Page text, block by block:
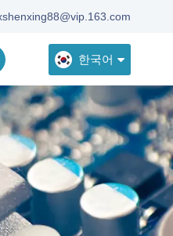
한국어
English
Deutsch
Русский
한국어